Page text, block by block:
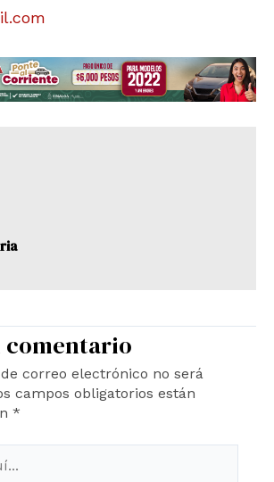
comentario
correo electrónico no será
campos obligatorios están
*